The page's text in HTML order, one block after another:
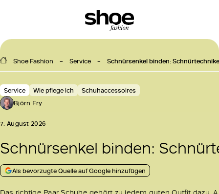
Shoe Fashion Service Schnürsenkel binden:
Service Wie pflege ich
Schuhaccessoires
Björn Fry
7. August 2026
Schnürsenkel binden:
Als bevorzugte Quelle auf Google hinzufügen
Das richtige Paar Schuhe gehört zu jedem guten Outfit dazu.